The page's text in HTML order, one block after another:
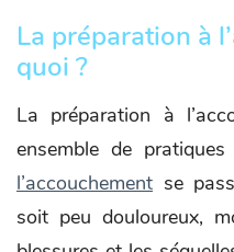
La préparation à
quoi ?
La préparation à
ensemble de
l’accouchement se
soit peu douloureux,